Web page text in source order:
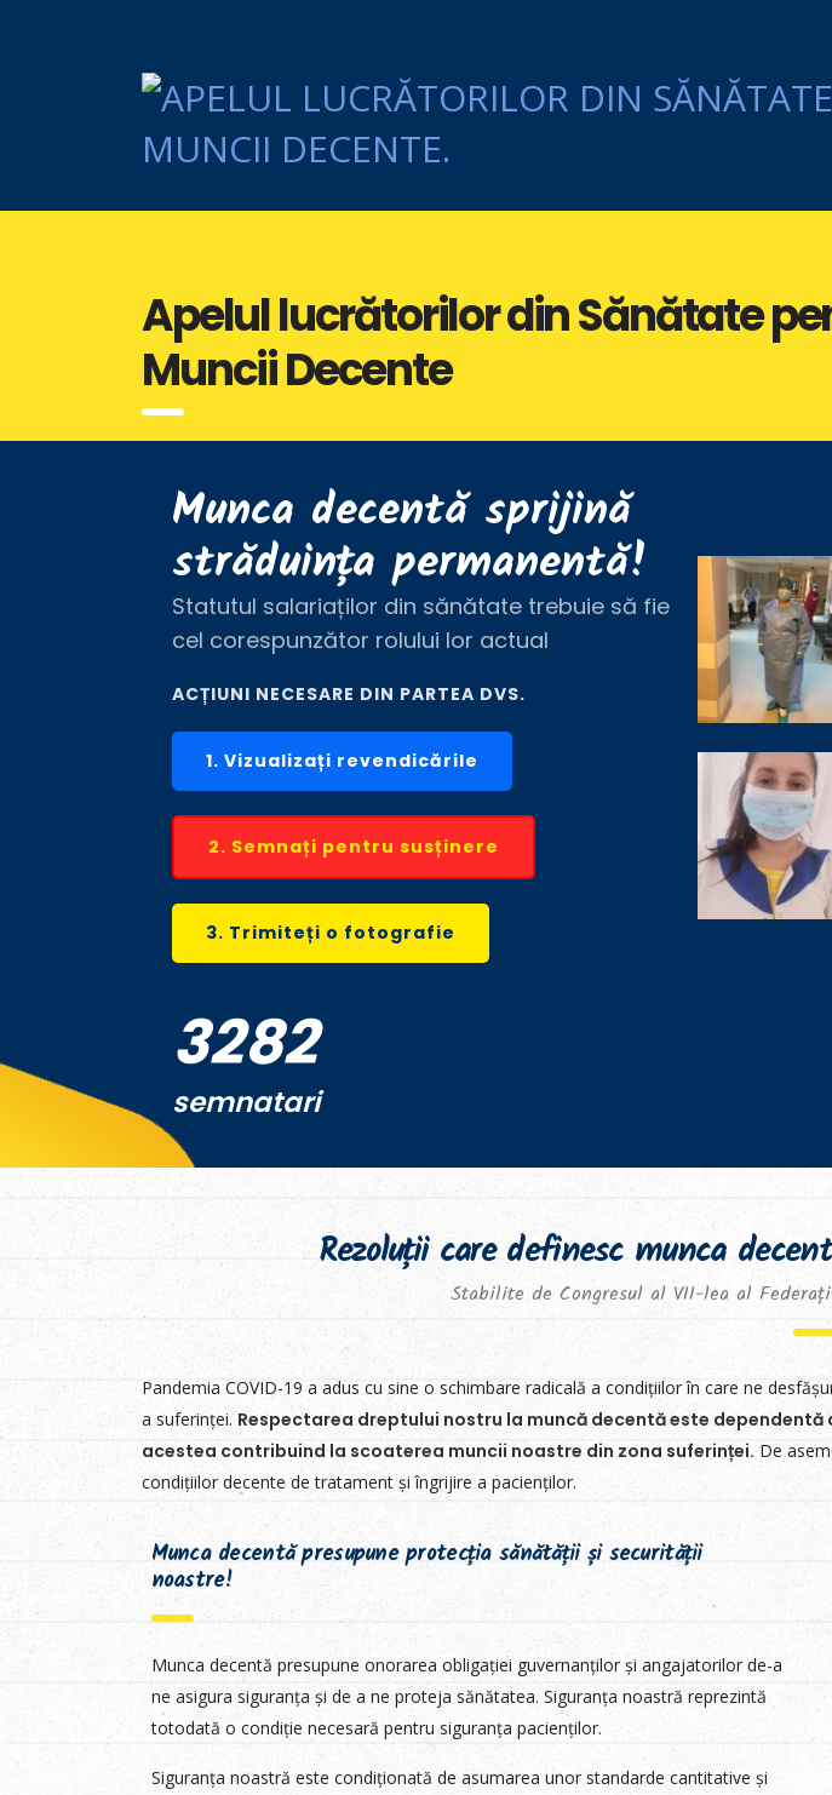
Apelul lucrătorilor din Sănătate
Muncii Decente
Munca decentă sprijină
străduința permanentă!
Statutul salariaților din sănătate trebuie să fie
cel corespunzător rolului lor actual
ACȚIUNI NECESARE DIN PARTEA DVS.
1. Vizualizați revendicările
2. Semnați pentru susținere
3. Trimiteți o fotografie
3282
semnatari
Rezoluții care definesc munca
Stabilite de Congresul al VII-lea al
Pandemia COVID-19 a adus cu sine o schimbare radicală a condițiilor în care ne
a suferinței. Respectarea dreptului nostru la muncă decentă este
acestea contribuind la scoaterea muncii noastre din zona suferinței. De
condițiilor decente de tratament și îngrijire a pacienților.
Munca decentă presupune protecția sănătății și securității
noastre!
Munca decentă presupune onorarea obligației guvernanților și angajatorilor de-a
ne asigura siguranța și de a ne proteja sănătatea. Siguranța noastră reprezintă
totodată o condiție necesară pentru siguranța pacienților.
Siguranța noastră este condiționată de asumarea unor standarde cantitative și